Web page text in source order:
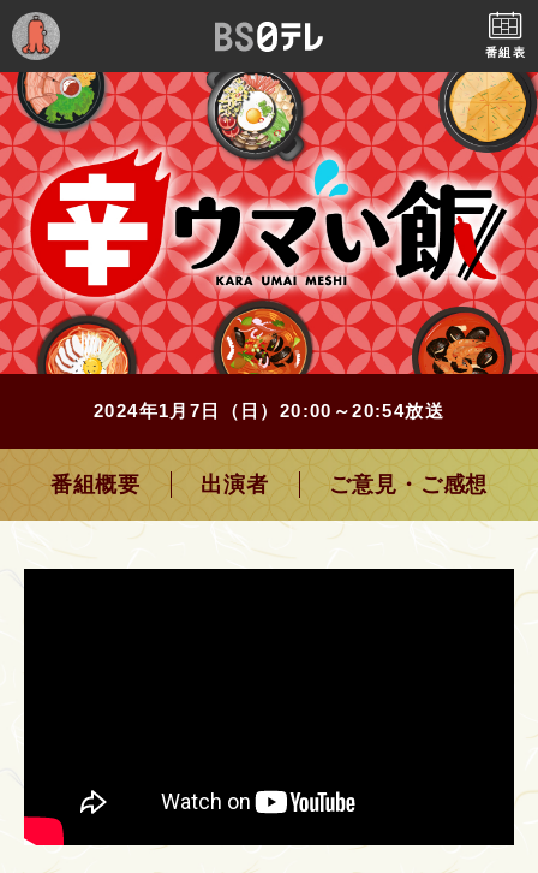
番組表
2024年1月7日（日）20:00～20:54放送
番組概要 出演者 ご意見・ご感想